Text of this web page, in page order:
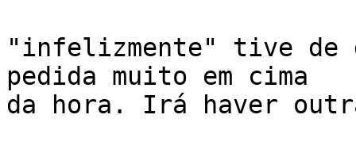
"infelizmente" tive de
pedida muito em cima
da hora. Irá haver